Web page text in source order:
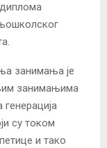
занимања је
занимањима
су током
и тако